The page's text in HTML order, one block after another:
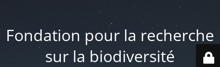
Fondation pour la recherche
sur la biodiversité